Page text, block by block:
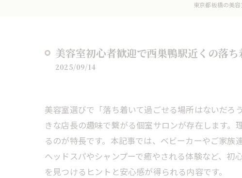
東京都板橋の美
美容室初心者歓迎で西巣鴨駅近くの落
2025/09/14
美容室選びで「落ち着いて過ごせる場所はないだ
きな店長の趣味で繋がる個室サロンが存在します
るのが特長です。本記事では、ベビーカーやご家
ヘッドスパやシャンプーで癒やされる体験など、
を見つけるヒントと安心感が得られる内容です。